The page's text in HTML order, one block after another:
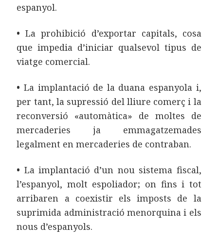
espanyol.
• La prohibició d’exportar capitals, cosa
que impedia d’iniciar qualsevol tipus de
viatge comercial.
• La implantació de la duana espanyola i,
per tant, la supressió del lliure comerç i la
reconversió «automàtica» de moltes de
mercaderies ja emmagatzemades
legalment en mercaderies de contraban.
• La implantació d’un nou sistema fiscal,
l’espanyol, molt espoliador; on fins i tot
arribaren a coexistir els imposts de la
suprimida administració menorquina i els
nous d’espanyols.